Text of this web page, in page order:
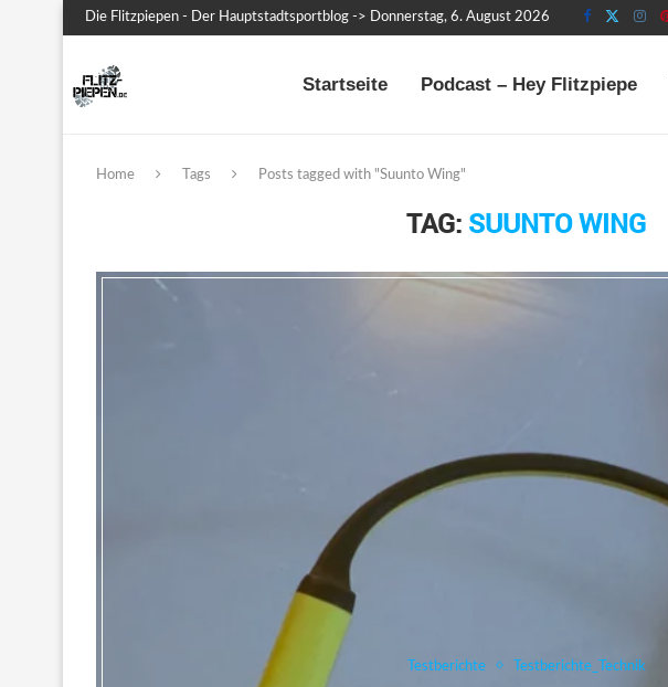
Die Flitzpiepen - Der Hauptstadtsportblog -> Donnerstag, 6. August 2026
Startseite Podcast – Hey Flitzpiepe
Home Tags Posts tagged with "Suunto Wing"
TAG: SUUNTO WING
Testberichte Testberichte_Technik